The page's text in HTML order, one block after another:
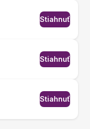
Stiahnuť
Stiahnuť
Stiahnuť